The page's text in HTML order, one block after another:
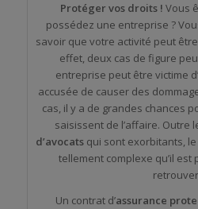
Protéger vos droits ! Vous
possédez une entreprise ?
savoir que votre activité peut
effet, deux cas de figure
entreprise peut être victime
accusée de causer des
cas, il y a de grandes chances
saisissent de l’affaire. Outre
d’avocats qui sont exorbitants,
tellement complexe qu’il est
Un contrat d’assurance